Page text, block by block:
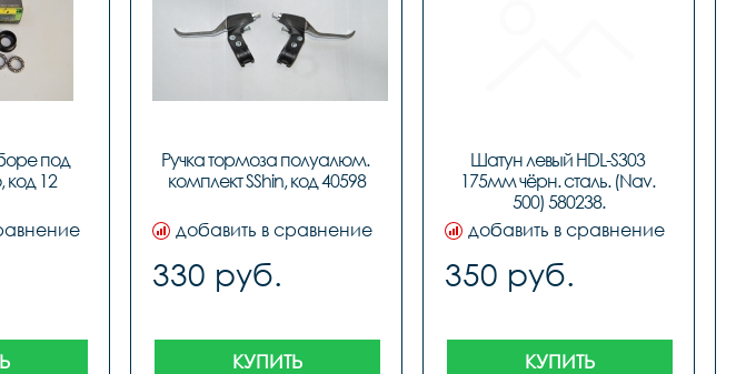
40597
под
код 12
Ручка тормоза полуалюм.
комплект SShin, код 40598
добавить в сравнение
330 руб.
КУПИТЬ
Шатун левый HDL-S303
175мм чёрн. сталь. (Nav.
добавить в сравнение
350 руб.
КУПИТЬ